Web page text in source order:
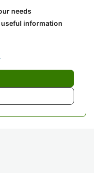
needs
useful information